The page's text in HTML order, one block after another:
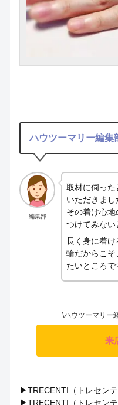
ハウツーマリー編集
編集部
取材に伺っ
いただきまし
その着け心地
つけてみない
長く身に着
輪だからこそ
たいところで
\ハウツーマリー
来
▶TRECENTI（トレセン
▶TRECENTI（トレセン